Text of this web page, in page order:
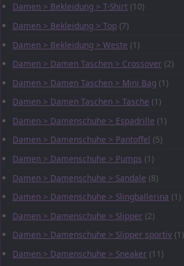
Damen > Bekleidung > T-Shirt (10)
Damen > Bekleidung > Top (7)
Damen > Bekleidung > Weste (1)
Damen > Damen Taschen > Crossover (2)
Damen > Damen Taschen > Mini Bag (1)
Damen > Damen Taschen > Tasche (1)
Damen > Damenschuhe > Espadrille (1)
Damen > Damenschuhe > Pantoffel (5)
Damen > Damenschuhe > Pumps (1)
Damen > Damenschuhe > Sandale (8)
Damen > Damenschuhe > Slingballerina (1)
Damen > Damenschuhe > Slipper (2)
Damen > Damenschuhe > Slipper sportiv (1)
Damen > Damenschuhe > Sneaker (11)